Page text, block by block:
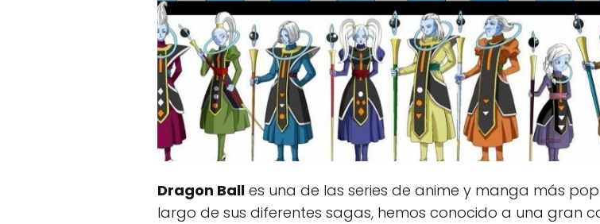
Dragon Ball es una de las series de anime y manga más
largo de sus diferentes sagas, hemos conocido a una gran